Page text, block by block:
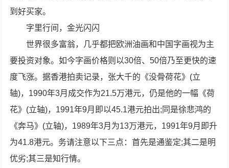
到好买家。
字里行间，金光闪闪
世界很多富翁，几乎都把欧洲油画和中国字画视为主
要投资对象。如今字画价格则以30倍、50倍乃至更快的速
度飞涨。据香港拍卖记录，张大千的《没骨荷花》(立
轴)，1990年3月成交作为21.5万港元，仍是他的一幅《荷
花》(立轴)，1991年9月即以45.1港元拍出;同是徐悲鸿的
《奔马》(立轴)，1989年3月为13万港元，1991年9月即升
为41.8港元。务请注意以下三点：首先是通鉴定;其二是明
优劣;其三是知行情。